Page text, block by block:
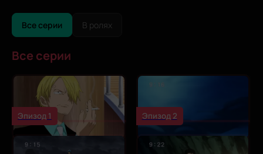
Все серии В ролях
Все серии
Эпизод 1 Эпизод 2